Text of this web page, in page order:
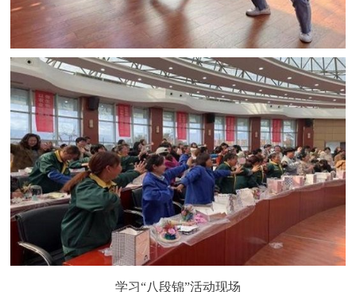
学习“八段锦”活动现场